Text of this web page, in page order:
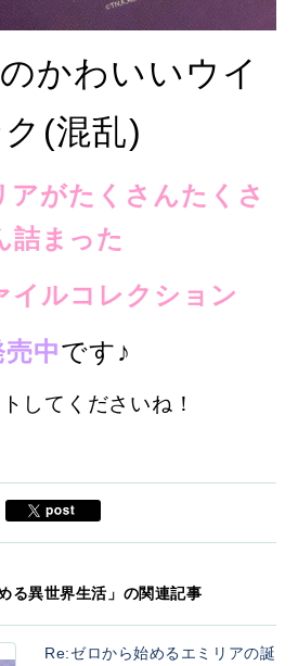
かわいいウイ
ク(混乱)
アがたくさんたくさ
詰まった
イルコレクション
売中です♪
してくださいね！
る異世界生活」の関連記事
Re:ゼロから始めるエミリアの誕